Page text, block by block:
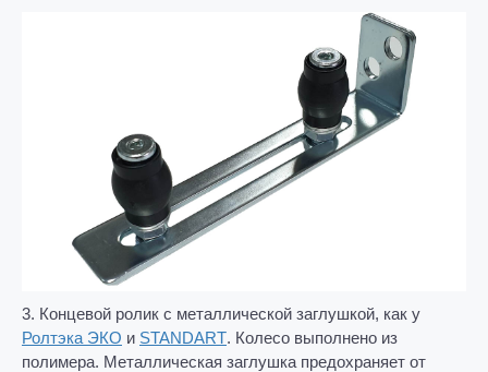
3. Концевой ролик с металлической заглушкой, как у
Ролтэка ЭКО и STANDART. Колесо выполнено из
полимера. Металлическая заглушка предохраняет от